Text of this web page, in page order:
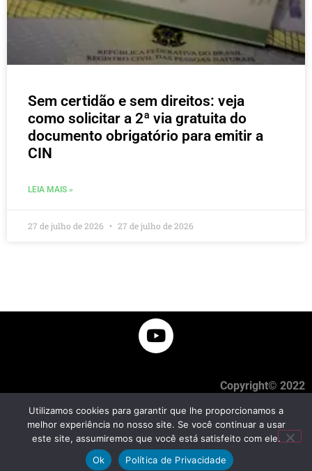
Sem certidão e sem direitos: veja
como solicitar a 2ª via gratuita do
documento obrigatório para emitir a
CIN
LEIA MAIS »
27 de julho de 2026 27 de julho de 2026
Copyright© 2022
Utilizamos cookies para garantir que lhe proporcionamos a
melhor experiência no nosso site. Se você continuar a usar
este site, assumiremos que você está satisfeito com ele.
Ok
Política de Privacidade